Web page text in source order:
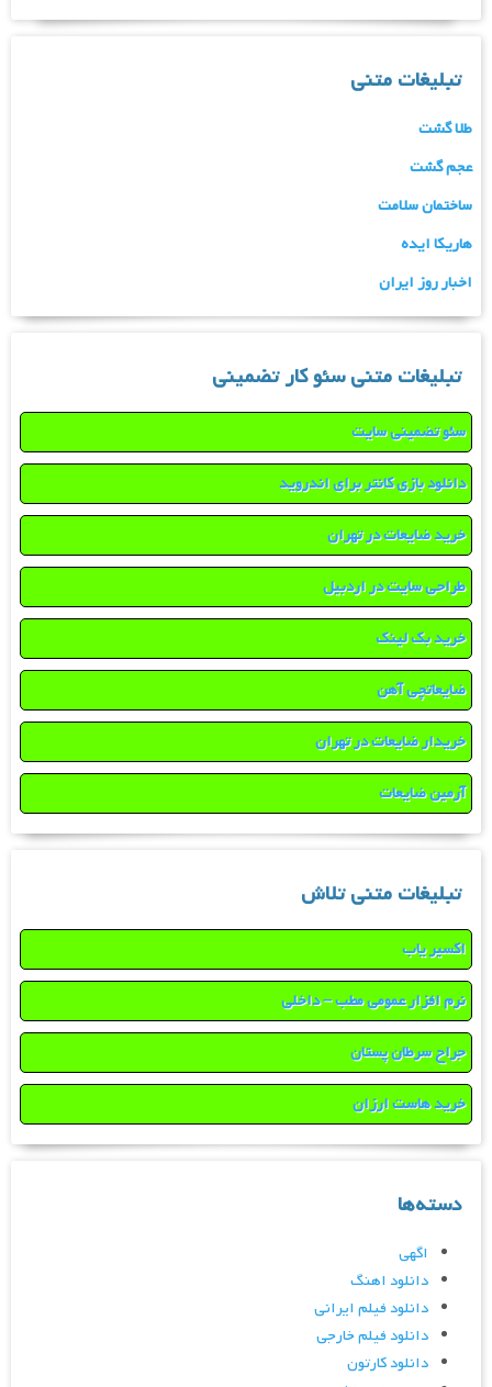
تبلیغات متنی
طلا گشت
عجم گشت
ساختمان سلامت
هاریکا ایده
اخبار روز ایران
تبلیغات متنی سئو کار تضمینی
سئو تضمینی سایت
دانلود بازی کانتر برای اندروید
خرید ضایعات در تهران
طراحی سایت در اردبیل
خرید بک لینک
ضایعاتچی آهن
خریدار ضایعات در تهران
آرمین ضایعات
تبلیغات متنی تلاش
اکسیر یاب
نرم افزار عمومی مطب – داخلی
جراح سرطان پستان
خرید هاست ارزان
دسته‌ها
اگهی
دانلود اهنگ
دانلود فیلم ایرانی
دانلود فیلم خارجی
دانلود کارتون